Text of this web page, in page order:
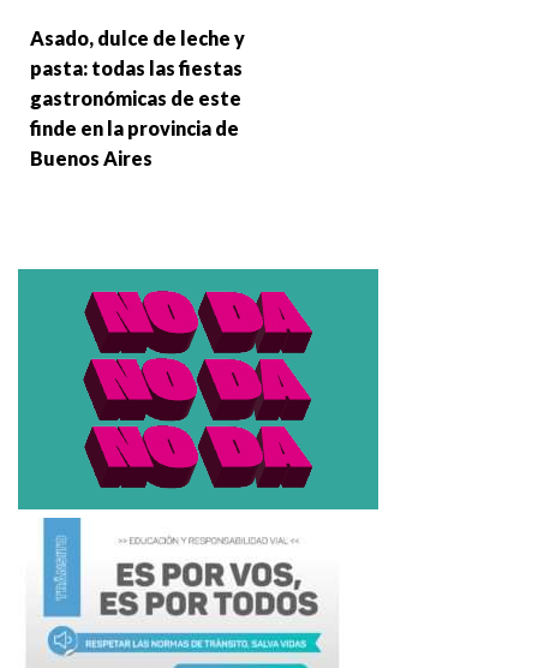
Asado, dulce de leche y
pasta: todas las fiestas
gastronómicas de este
finde en la provincia de
Buenos Aires